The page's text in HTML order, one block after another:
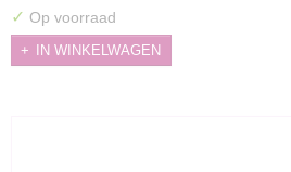
✓ Op voorraad
IN WINKELWAGEN